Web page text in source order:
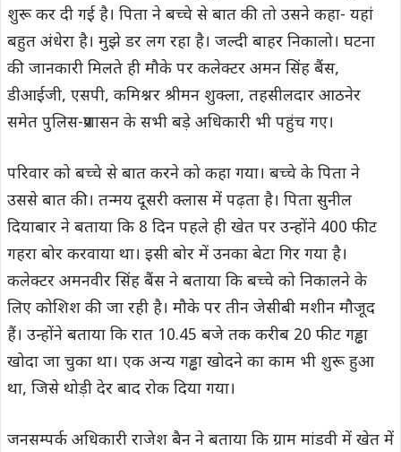
शुरू कर दी गई है। पिता ने बच्चे से बात की तो उसने कहा- यहां
बहुत अंधेरा है। मुझे डर लग रहा है। जल्दी बाहर निकालो। घटना
की जानकारी मिलते ही मौके पर कलेक्टर अमन सिंह बैंस,
डीआईजी, एसपी, कमिश्नर श्रीमन शुक्ला, तहसीलदार आठनेर
समेत पुलिस-प्रशासन के सभी बड़े अधिकारी भी पहुंच गए।
परिवार को बच्चे से बात करने को कहा गया। बच्चे के पिता ने
उससे बात की। तन्मय दूसरी क्लास में पढ़ता है। पिता सुनील
दियाबार ने बताया कि 8 दिन पहले ही खेत पर उन्होंने 400 फीट
गहरा बोर करवाया था। इसी बोर में उनका बेटा गिर गया है।
कलेक्टर अमनवीर सिंह बैंस ने बताया कि बच्चे को निकालने के
लिए कोशिश की जा रही है। मौके पर तीन जेसीबी मशीन मौजूद
हैं। उन्होंने बताया कि रात 10.45 बजे तक करीब 20 फीट गड्ढा
खोदा जा चुका था। एक अन्य गड्ढा खोदने का काम भी शुरू हुआ
था, जिसे थोड़ी देर बाद रोक दिया गया।
जनसम्पर्क अधिकारी राजेश बैन ने बताया कि ग्राम मांडवी में खेत में